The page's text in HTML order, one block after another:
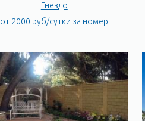
Гнездо
от 2000 руб/сутки за номер